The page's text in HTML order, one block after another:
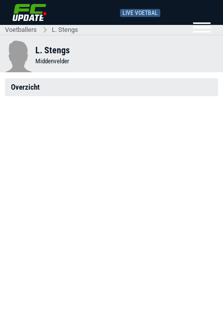
LIVE VOETBAL
Voetballers L. Stengs
L. Stengs
Middenvelder
Overzicht